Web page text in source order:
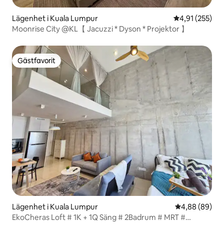
Lägenhet i Kuala Lumpur 4,91 av 5 i
4,91 (255)
Moonrise City @KL【 Jacuzzi * Dyson * Projektor 】
Gästfavorit
Gästfavorit
Lägenhet i Kuala Lumpur 4,88 av 5 i
4,88 (89)
EkoCheras Loft # 1K + 1Q Säng # 2Badrum # MRT #